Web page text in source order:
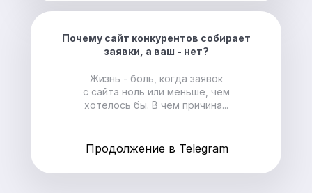
Почему сайт конкурентов собирает
заявки, а ваш - нет?
Жизнь - боль, когда заявок
с сайта ноль или меньше, чем
хотелось бы. В чем причина...
Продолжение в Telegram